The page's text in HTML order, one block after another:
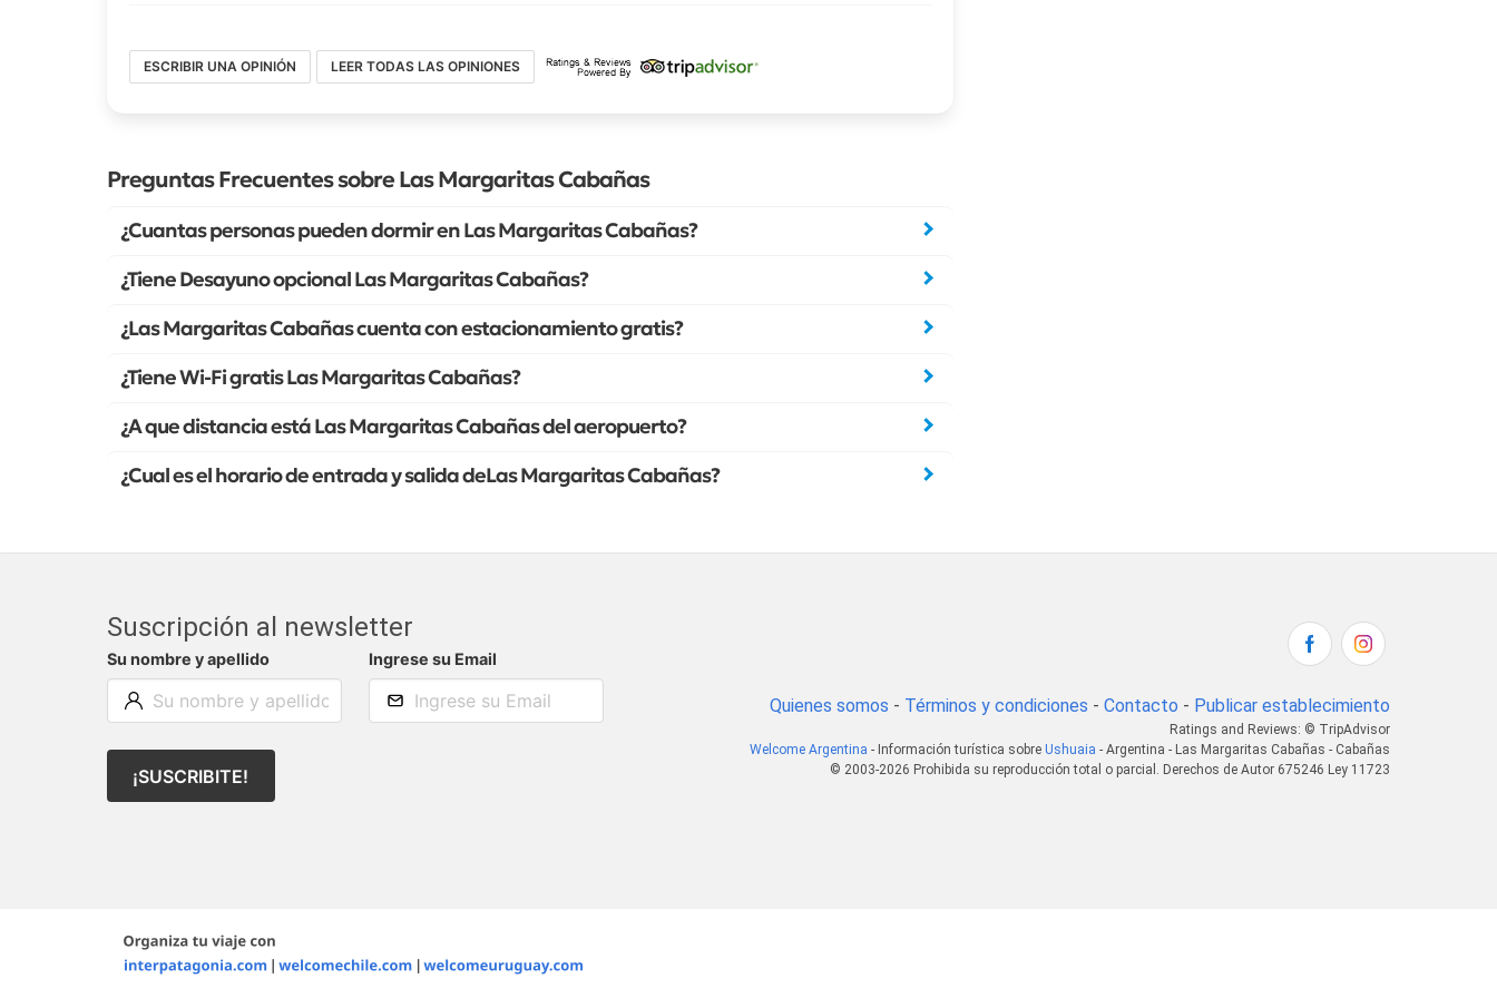
ESCRIBIR UNA OPINIÓN LEER TODAS LAS OPINIONES
Preguntas Frecuentes sobre Las Margaritas Cabañas
¿Cuantas personas pueden dormir en Las Margaritas Cabañas?
¿Tiene Desayuno opcional Las Margaritas Cabañas?
¿Las Margaritas Cabañas cuenta con estacionamiento gratis?
¿Tiene Wi-Fi gratis Las Margaritas Cabañas?
¿A que distancia está Las Margaritas Cabañas del aeropuerto?
¿Cual es el horario de entrada y salida deLas Margaritas Cabañas?
Suscripción al newsletter
Su nombre y apellido Ingrese su Email
¡SUSCRIBITE!
Quienes somos - Términos y condiciones - Contacto - Publicar establecimiento
Ratings and Reviews: © TripAdvisor
Welcome Argentina - Información turística sobre Ushuaia - Argentina - Las Margaritas Cabañas - Cabañas
© 2003-2026 Prohibida su reproducción total o parcial. Derechos de Autor 675246 Ley 11723